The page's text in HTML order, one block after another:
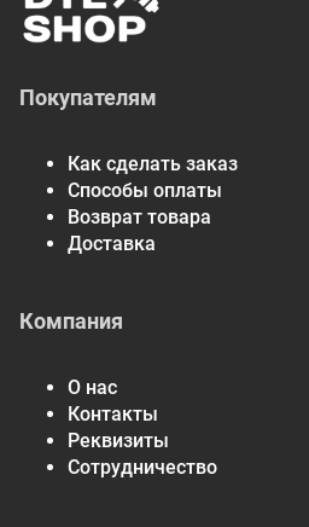
Покупателям
Как сделать заказ
Способы оплаты
Возврат товара
Доставка
Компания
О нас
Контакты
Реквизиты
Сотрудничество